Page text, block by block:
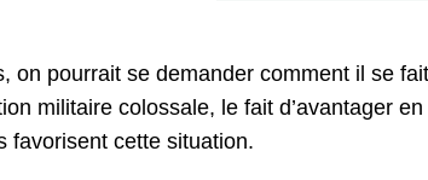
on pourrait se demander comment il se
militaire colossale, le fait d’avantager
favorisent cette situation.